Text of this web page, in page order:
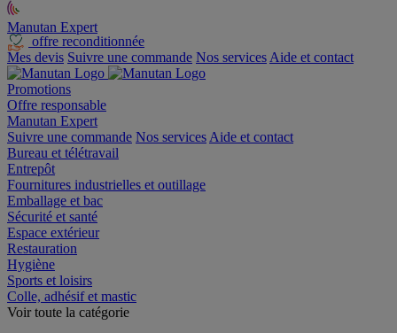
Manutan Expert
offre reconditionnée
Mes devis Suivre une commande Nos services Aide et contact
Promotions
Offre responsable
Manutan Expert
Suivre une commande Nos services Aide et contact
Bureau et télétravail
Entrepôt
Fournitures industrielles et outillage
Emballage et bac
Sécurité et santé
Espace extérieur
Restauration
Hygiène
Sports et loisirs
Colle, adhésif et mastic
Voir toute la catégorie